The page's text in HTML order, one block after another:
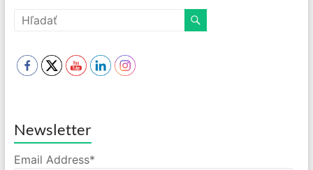
Newsletter
Email Address*